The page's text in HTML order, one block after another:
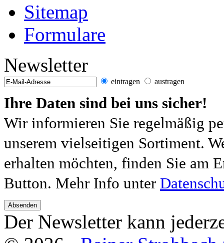
Sitemap
Formulare
Newsletter
eintragen austragen
Ihre Daten sind bei uns sicher!
Wir informieren Sie regelmäßig
unserem vielseitigen Sortiment.
erhalten möchten, finden Sie am
Button. Mehr Info unter
Absenden
Der Newsletter kann